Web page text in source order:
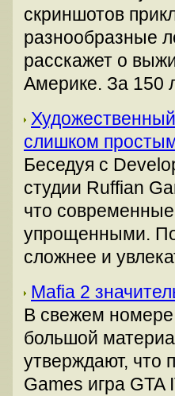
скриншотов
разнообразные
расскажет о
Америке. За 150
слишком
Беседуя с
студии Ruffian
что
упрощенными.
сложнее и
Mafia 2
В свежем номере
большой
утверждают, что
Games игра